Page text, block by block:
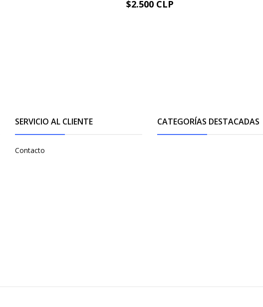
VER OPCIONES
$2.500 CLP
SERVICIO AL CLIENTE
Contacto
CATEGORÍAS DESTACADAS